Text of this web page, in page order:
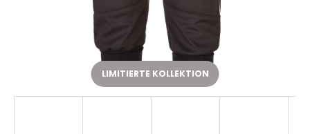
LIMITIERTE KOLLEKTION
SUCHEN